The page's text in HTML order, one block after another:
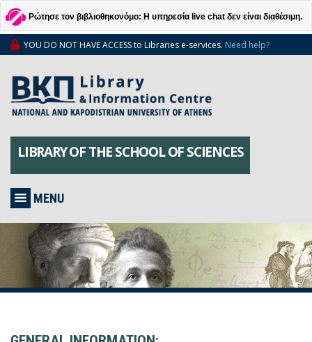
Ρώτησε τον βιβλιοθηκονόμο: Η υπηρεσία live chat δεν είναι διαθέσιμη.
YOU DO NOT HAVE ACCESS to Libraries e-services. Need help?
LIBRARY OF THE SCHOOL OF SCIENCES
MENU